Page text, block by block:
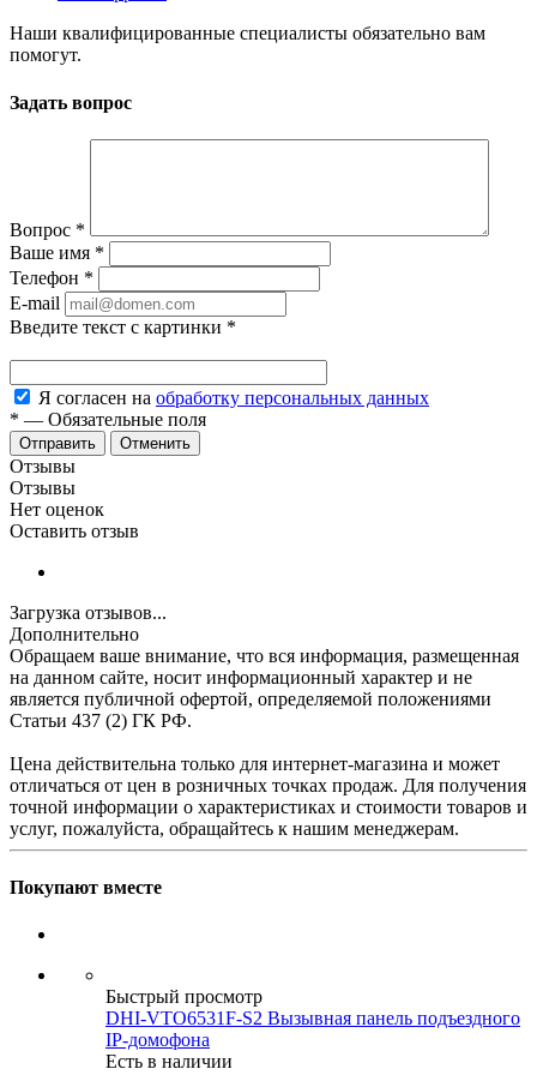
Наши квалифицированные специалисты обязательно вам
помогут.
Задать вопрос
Вопрос *
Ваше имя *
Телефон *
E-mail
Введите текст с картинки *
Я согласен на обработку персональных данных
* — Обязательные поля
Отменить
Отзывы
Отзывы
Нет оценок
Оставить отзыв
Загрузка отзывов...
Дополнительно
Обращаем ваше внимание, что вся информация, размещенная
на данном сайте, носит информационный характер и не
является публичной офертой, определяемой положениями
Статьи 437 (2) ГК РФ.
Цена действительна только для интернет-магазина и может
отличаться от цен в розничных точках продаж. Для получения
точной информации о характеристиках и стоимости товаров и
услуг, пожалуйста, обращайтесь к нашим менеджерам.
Покупают вместе
Быстрый просмотр
DHI-VTO6531F-S2 Вызывная панель подъездного
IP-домофона
Есть в наличии